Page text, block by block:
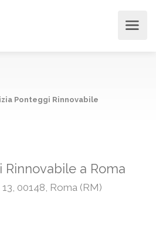
Ponteggi Rinnovabile
Rinnovabile a Roma
00148, Roma (RM)